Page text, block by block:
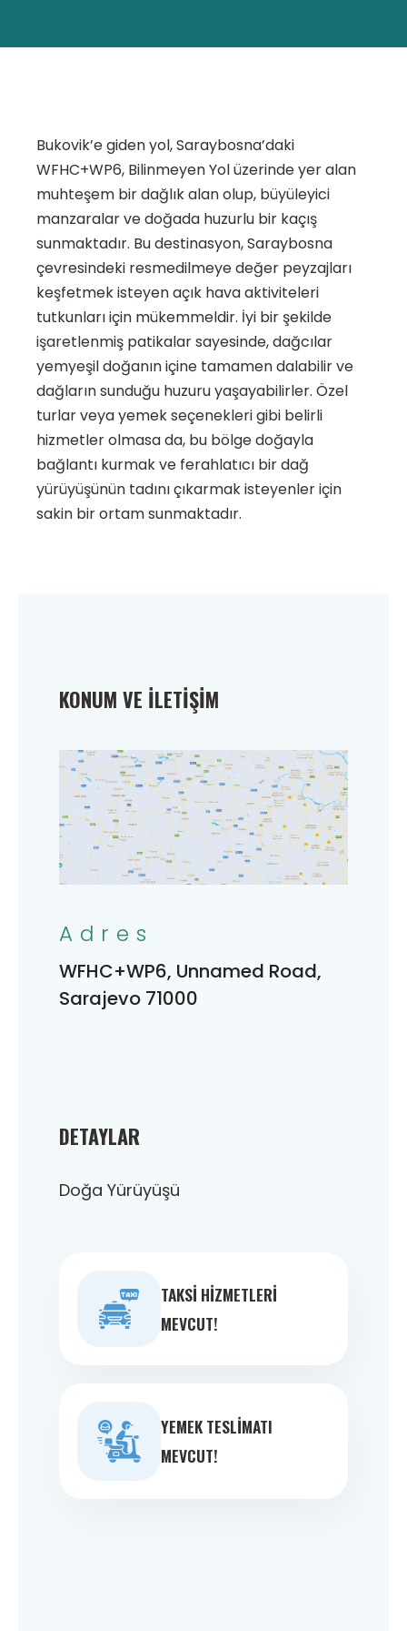
Bukovik’e giden yol, Saraybosna’daki
WFHC+WP6, Bilinmeyen Yol üzerinde yer alan
muhteşem bir dağlık alan olup, büyüleyici
manzaralar ve doğada huzurlu bir kaçış
sunmaktadır. Bu destinasyon, Saraybosna
çevresindeki resmedilmeye değer peyzajları
keşfetmek isteyen açık hava aktiviteleri
tutkunları için mükemmeldir. İyi bir şekilde
işaretlenmiş patikalar sayesinde, dağcılar
yemyeşil doğanın içine tamamen dalabilir ve
dağların sunduğu huzuru yaşayabilirler. Özel
turlar veya yemek seçenekleri gibi belirli
hizmetler olmasa da, bu bölge doğayla
bağlantı kurmak ve ferahlatıcı bir dağ
yürüyüşünün tadını çıkarmak isteyenler için
sakin bir ortam sunmaktadır.
DETAYLAR
Doğa Yürüyüşü
TAKSI HIZMETLERI
MEVCUT!
YEMEK TESLIMATI
MEVCUT!
KONUM VE İLETIŞIM
Adres
WFHC+WP6, Unnamed Road,
Sarajevo 71000